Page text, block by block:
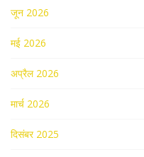
जून 2026
मई 2026
अप्रैल 2026
मार्च 2026
दिसंबर 2025